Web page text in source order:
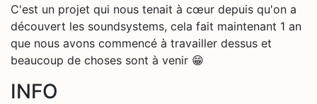
C'est un projet qui nous tenait à cœur depuis qu'on a
découvert les soundsystems, cela fait maintenant 1 an
que nous avons commencé à travailler dessus et
beaucoup de choses sont à venir 😁
INFO